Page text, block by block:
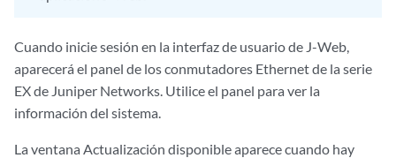
Cuando inicie sesión en la interfaz de usuario de J-Web,
aparecerá el panel de los conmutadores Ethernet de la serie
EX de Juniper Networks. Utilice el panel para ver la
información del sistema.
La ventana Actualización disponible aparece cuando hay